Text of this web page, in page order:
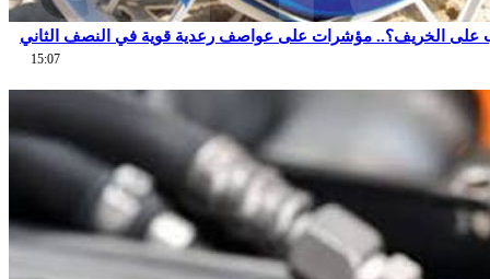
على الخريف؟.. مؤشرات على عواصف رعدية قوية في النصف الثاني
15:07